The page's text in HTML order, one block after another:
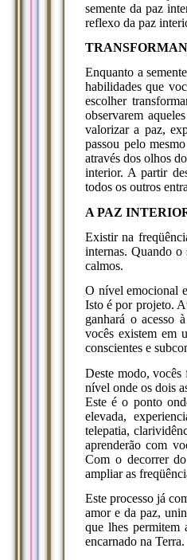
semente da paz
reflexo da paz
Enquanto a
habilidades que
escolher
observarem
valorizar a paz,
passou pelo
através dos olhos
interior. A partir
todos os outros
A PAZ
Existir na
internas. Quando o
calmos.
O nível emocional
Isto é por projeto.
ganhará o acesso
vocês existem em
conscientes e
Deste modo, vocês
nível onde os dois
Este é o ponto
elevada,
telepatia,
aprenderão com
Com o decorrer
ampliar as
Este processo já
amor e da paz,
que lhes permitem
encarnado na Terra.